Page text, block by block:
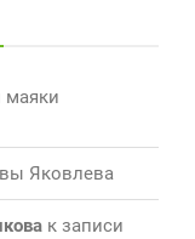
Яковлева
к записи